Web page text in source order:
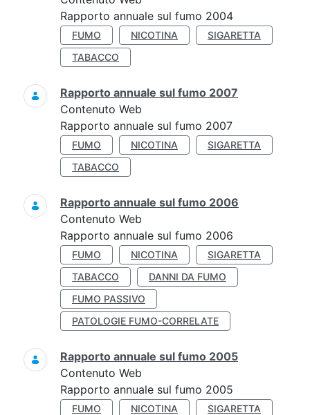
Rapporto annuale sul fumo 2004
FUMO NICOTINA
SIGARETTA
TABACCO
Rapporto annuale sul fumo 2007
Contenuto Web
Rapporto annuale sul fumo 2007
FUMO NICOTINA
SIGARETTA
TABACCO
Rapporto annuale sul fumo 2006
Contenuto Web
Rapporto annuale sul fumo 2006
FUMO NICOTINA
SIGARETTA
TABACCO
DANNI DA FUMO
FUMO PASSIVO
PATOLOGIE FUMO-CORRELATE
Rapporto annuale sul fumo 2005
Contenuto Web
Rapporto annuale sul fumo 2005
FUMO NICOTINA
SIGARETTA